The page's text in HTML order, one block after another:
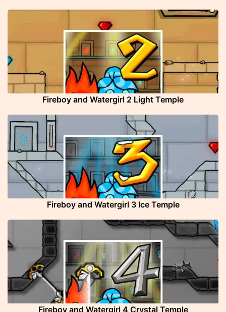
Fireboy and Watergirl 2 Light Temple
Fireboy and Watergirl 3 Ice Temple
Fireboy and Watergirl 4 Crystal Temple